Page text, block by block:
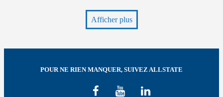
Afficher plus
POUR NE RIEN MANQUER, SUIVEZ ALLSTATE